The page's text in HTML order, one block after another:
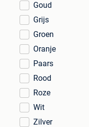
Goud
Grijs
Groen
Oranje
Paars
Rood
Roze
Wit
Zilver